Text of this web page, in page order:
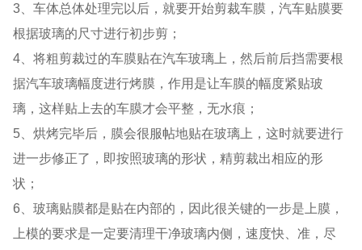
3、车体总体处理完以后，就要开始剪裁车膜，汽车贴膜要
根据玻璃的尺寸进行初步剪；
4、将粗剪裁过的车膜贴在汽车玻璃上，然后前后挡需要根
据汽车玻璃幅度进行烤膜，作用是让车膜的幅度紧贴玻
璃，这样贴上去的车膜才会平整，无水痕；
5、烘烤完毕后，膜会很服帖地贴在玻璃上，这时就要进行
进一步修正了，即按照玻璃的形状，精剪裁出相应的形
状；
6、玻璃贴膜都是贴在内部的，因此很关键的一步是上膜，
上模的要求是一定要清理干净玻璃内侧，速度快、准，尽